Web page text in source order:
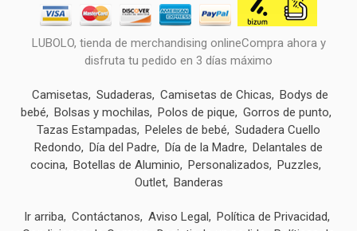
LUBOLO, tienda de merchandising onlineCompra ahora y
disfruta tu pedido en 3 días máximo
Camisetas Sudaderas Camisetas de Chicas
Bodys de
bebé
Bolsas y mochilas Polos de pique
Gorros de punto
Tazas Estampadas
Peleles de bebé
Sudadera Cuello
Redondo
Día del Padre Día de la Madre
Delantales de
cocina Botellas de Aluminio Personalizados
Puzzles
Outlet Banderas
Ir arriba Contáctanos Aviso Legal
Política de Privacidad